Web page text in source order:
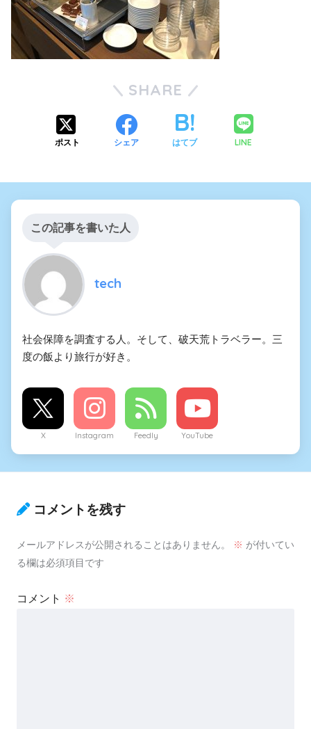
SHARE
ポスト シェア はてブ LINE
この記事を書いた人
tech
社会保障を調査する人。そして、破天荒トラベラー。三
度の飯より旅行が好き。
X Instagram Feedly YouTube
コメントを残す
メールアドレスが公開されることはありません。 ※ が付いてい
る欄は必須項目です
コメント ※